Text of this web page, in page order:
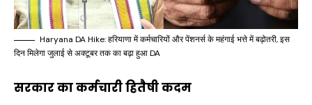
Haryana DA Hike: हरियाणा में कर्मचारियों और पेंशनर्स के महंगाई भत्ते में बढ़ोतरी, इस
दिन मिलेगा जुलाई से अक्टूबर तक का बढ़ा हुआ DA
सरकार का कर्मचारी हितैषी कदम